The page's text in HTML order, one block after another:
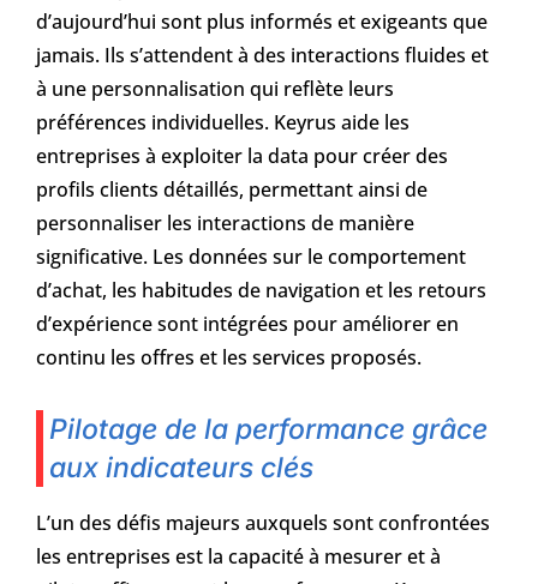
d’aujourd’hui sont plus informés et exigeants que
jamais. Ils s’attendent à des interactions fluides et
à une personnalisation qui reflète leurs
préférences individuelles. Keyrus aide les
entreprises à exploiter la data pour créer des
profils clients détaillés, permettant ainsi de
personnaliser les interactions de manière
significative. Les données sur le comportement
d’achat, les habitudes de navigation et les retours
d’expérience sont intégrées pour améliorer en
continu les offres et les services proposés.
Pilotage de la performance grâce
aux indicateurs clés
L’un des défis majeurs auxquels sont confrontées
les entreprises est la capacité à mesurer et à